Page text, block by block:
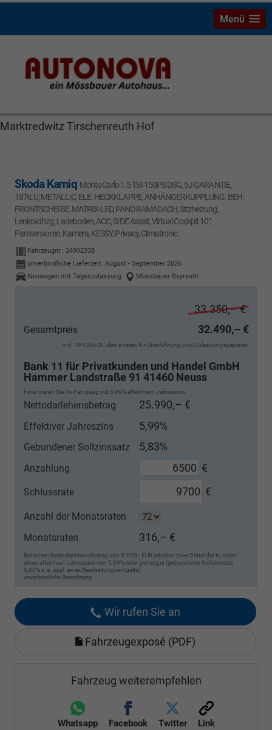
Skoda Kamiq Bayreuth Nützel Mössbauer Autonova
Brucker Räthel MGS Autohaus günstig Finanzierung
Marktredwitz Tirschenreuth Hof
Menü
Skoda Kamiq Monte Carlo 1.5 TSI 150PS DSG, 5J GARANTIE,
18"ALU, METALLIC, ELE. HECKKLAPPE, ANHÄNGERKUPPLUNG, BEH.
FRONTSCHEIBE, MATRIX-LED, PANORAMADACH, Sitzheizung,
Lenkradhzg, Ladeboden, ACC, SIDE Assist, Virtual Cockpit 10",
Parksensoren, Kamera, KESSY, Privacy, Climatronic
Fahrzeugnr.: 24992338
unverbindliche Lieferzeit: August - September 2026
Neuwagen mit Tageszulassung
Mössbauer Bayreuth
33.350,– €
Gesamtpreis 32.490,– €
incl. 19% MwSt., den Kosten für Überführung und Zulassungspapieren
Bank 11 für Privatkunden und Handel GmbH
Hammer Landstraße 91 41460 Neuss
Finanzieren Sie Ihr Fahrzeug mit 5,99% effektivem Jahreszins.
Nettodarlehensbetrag 25.990,– €
Effektiver Jahreszins 5,99%
Gebundener Sollzinssatz 5,83%
Anzahlung €
Schlussrate €
Anzahl der Monatsraten
Monatsraten
316,– €
Bei einem Nettodarlehensbetrag von 5.000,- EUR erhalten zwei Drittel der Kunden
einen effektiven Jahreszins von 5,99% oder günstiger (gebundener Sollzinssatz
5,83% p.a. zzgl. eines Bearbeitungsentgelts).
unverbindliche Berechnung
Wir rufen Sie an
Fahrzeugexposé (PDF)
Fahrzeug weiterempfehlen
Whatsapp Facebook Twitter Link